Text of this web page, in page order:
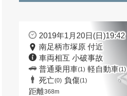
2019年1月20日(日)19:42
南足柄市塚原 付近
車両相互 小破事故
普通乗用車(1) 軽自動車(1)
死亡(0) 負傷(1)
距離368m